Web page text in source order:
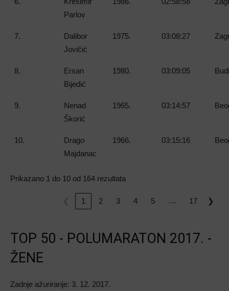
Parlov
7.
Dalibor
Jovičić
1975. 03:08:27
8.
Ersan
Bijedić
1980. 03:09:05
9.
Nenad
Škorić
1965. 03:14:57
10.
Drago
Majdanac
1966. 03:15:16
Prikazano 1 do 10 od 164 rezultata
1 2 3 4 5 … 17 ❯
TOP 50 - POLUMARATON 2017. -
ŽENE
Zadnje ažuriranje: 3. 12. 2017.